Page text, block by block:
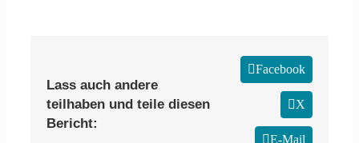
Lass auch andere
teilhaben und teile diesen
Bericht:
Facebook
X
E-Mail